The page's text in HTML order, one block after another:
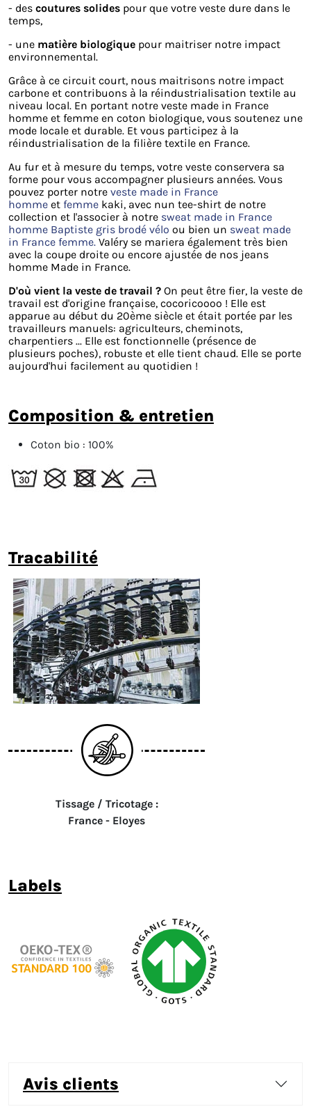
- des coutures solides pour que votre veste dure dans le
temps,
- une matière biologique pour maitriser notre impact
environnemental.
Grâce à ce circuit court, nous maitrisons notre impact
carbone et contribuons à la réindustrialisation textile au
niveau local. En portant notre veste made in France
homme et femme en coton biologique, vous soutenez une
mode locale et durable. Et vous participez à la
réindustrialisation de la filière textile en France.
Au fur et à mesure du temps, votre veste conservera sa
forme pour vous accompagner plusieurs années. Vous
pouvez porter notre veste made in France
homme et femme kaki, avec nun tee-shirt de notre
collection et l'associer à notre sweat made in France
homme Baptiste gris brodé vélo ou bien un sweat made
in France femme. Valéry se mariera également très bien
avec la coupe droite ou encore ajustée de nos jeans
homme Made in France.
D'où vient la veste de travail ? On peut être fier, la veste de
travail est d'origine française, cocoricoooo ! Elle est
apparue au début du 20ème siècle et était portée par les
travailleurs manuels: agriculteurs, cheminots,
charpentiers ... Elle est fonctionnelle (présence de
plusieurs poches), robuste et elle tient chaud. Elle se porte
aujourd'hui facilement au quotidien !
composition & entretien
Coton bio : 100%
tracabilité
Tissage / Tricotage :
France - Eloyes
labels
avis clients